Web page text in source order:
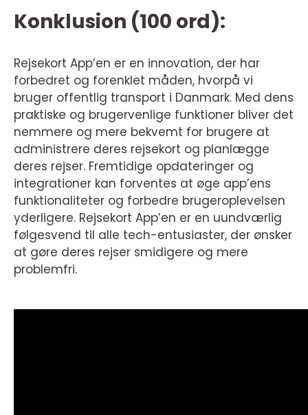
Konklusion (100 ord):
Rejsekort App’en er en innovation, der har
forbedret og forenklet måden, hvorpå vi
bruger offentlig transport i Danmark. Med dens
praktiske og brugervenlige funktioner bliver det
nemmere og mere bekvemt for brugere at
administrere deres rejsekort og planlægge
deres rejser. Fremtidige opdateringer og
integrationer kan forventes at øge app’ens
funktionaliteter og forbedre brugeroplevelsen
yderligere. Rejsekort App’en er en uundværlig
følgesvend til alle tech-entusiaster, der ønsker
at gøre deres rejser smidigere og mere
problemfri.